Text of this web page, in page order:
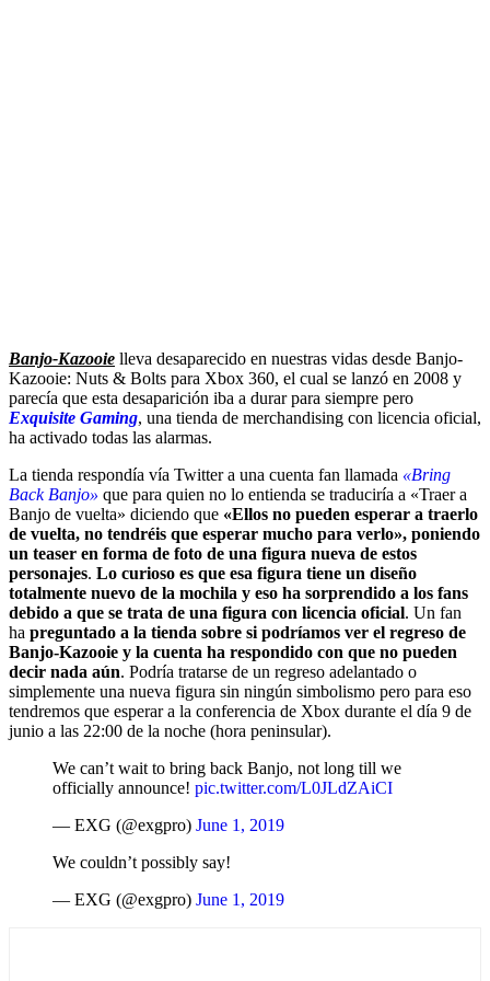
Banjo-Kazooie lleva desaparecido en nuestras vidas desde Banjo-
Kazooie: Nuts & Bolts para Xbox 360, el cual se lanzó en 2008 y
parecía que esta desaparición iba a durar para siempre pero
Exquisite Gaming, una tienda de merchandising con licencia oficial,
ha activado todas las alarmas.
La tienda respondía vía Twitter a una cuenta fan llamada «Bring
Back Banjo» que para quien no lo entienda se traduciría a «Traer a
Banjo de vuelta» diciendo que «Ellos no pueden esperar a traerlo
de vuelta, no tendréis que esperar mucho para verlo», poniendo
un teaser en forma de foto de una figura nueva de estos
personajes. Lo curioso es que esa figura tiene un diseño
totalmente nuevo de la mochila y eso ha sorprendido a los fans
debido a que se trata de una figura con licencia oficial. Un fan
ha preguntado a la tienda sobre si podríamos ver el regreso de
Banjo-Kazooie y la cuenta ha respondido con que no pueden
decir nada aún. Podría tratarse de un regreso adelantado o
simplemente una nueva figura sin ningún simbolismo pero para eso
tendremos que esperar a la conferencia de Xbox durante el día 9 de
junio a las 22:00 de la noche (hora peninsular).
We can’t wait to bring back Banjo, not long till we
officially announce! pic.twitter.com/L0JLdZAiCI
— EXG (@exgpro) June 1, 2019
We couldn’t possibly say!
— EXG (@exgpro) June 1, 2019